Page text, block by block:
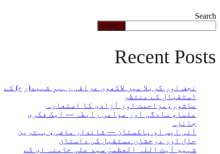
Search
Search
Recent Posts
نجف اور کربلا میں لاکھوں عراقی رہبرِ شہید(رح) کے
استقبال کے منتظر
عاشور،مزاحمت اور آزادی کا استعارہ
علما، سادگی اور عوامی رابطہ — ایک فکری
جائزہ
آئی ایس او پاکستان — شاندار ماضی، بہترین
حال اور درخشاں مستقبل کی داستان
شہیدِ آیت اللہ العظمیٰ سید علی خامنہ ای کے